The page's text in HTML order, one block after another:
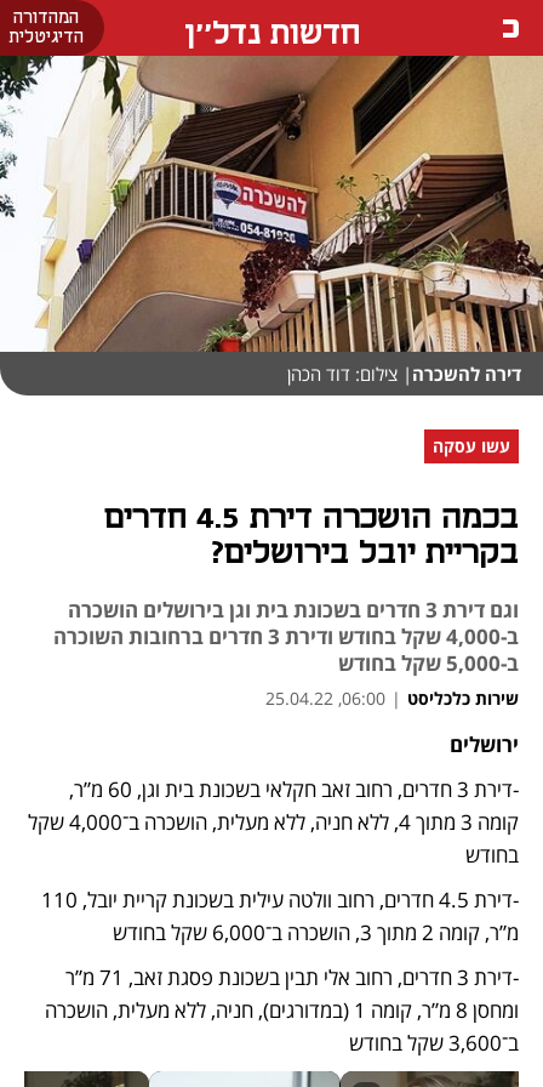
המהדורה
הדיגיטלית
חדשות נדל''ן
דירה להשכרה | צילום: דוד הכהן
עשו עסקה
בכמה הושכרה דירת 4.5 חדרים
בקריית יובל בירושלים?
וגם דירת 3 חדרים בשכונת בית וגן בירושלים הושכרה
ב-4,000 שקל בחודש ודירת 3 חדרים ברחובות השוכרה
ב-5,000 שקל בחודש
שירות כלכליסט |
06:00, 25.04.22
ירושלים
בחודש
מ”ר, קומה 2 מתוך 3, הושכרה ב־6,000 שקל בחודש
ב־3,600 שקל בחודש